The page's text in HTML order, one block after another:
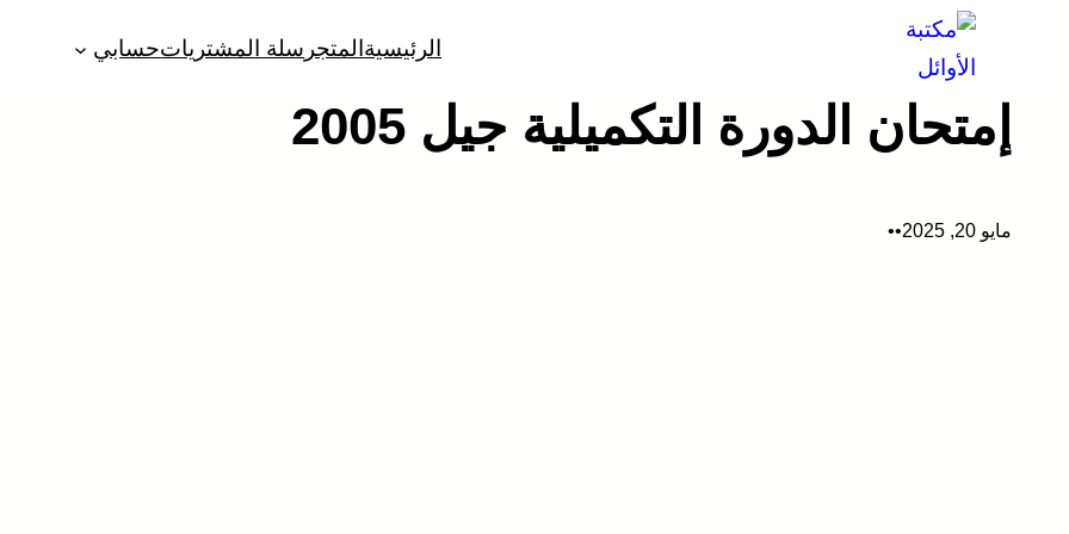
المحتوى
الرئيسية المتجر سلة المشترياتحسابي
إمتحان الدورة التكميلية جيل 2005
مايو 20, 2025 •
•